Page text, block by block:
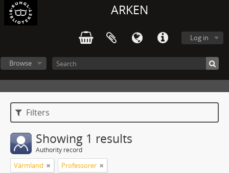
ARKEN
Log in
Browse
Filters
Showing 1 results
Authority record
Värmland Professorer